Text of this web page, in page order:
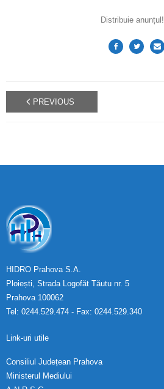
Distribuie anunțul!
PREVIOUS
HIDRO Prahova S.A.
Ploiești, Strada Logofăt Tăutu nr. 5
Prahova 100062
Tel: 0244.529.474 - Fax: 0244.529.340
Link-uri utile
Consiliul Județean Prahova
Ministerul Mediului